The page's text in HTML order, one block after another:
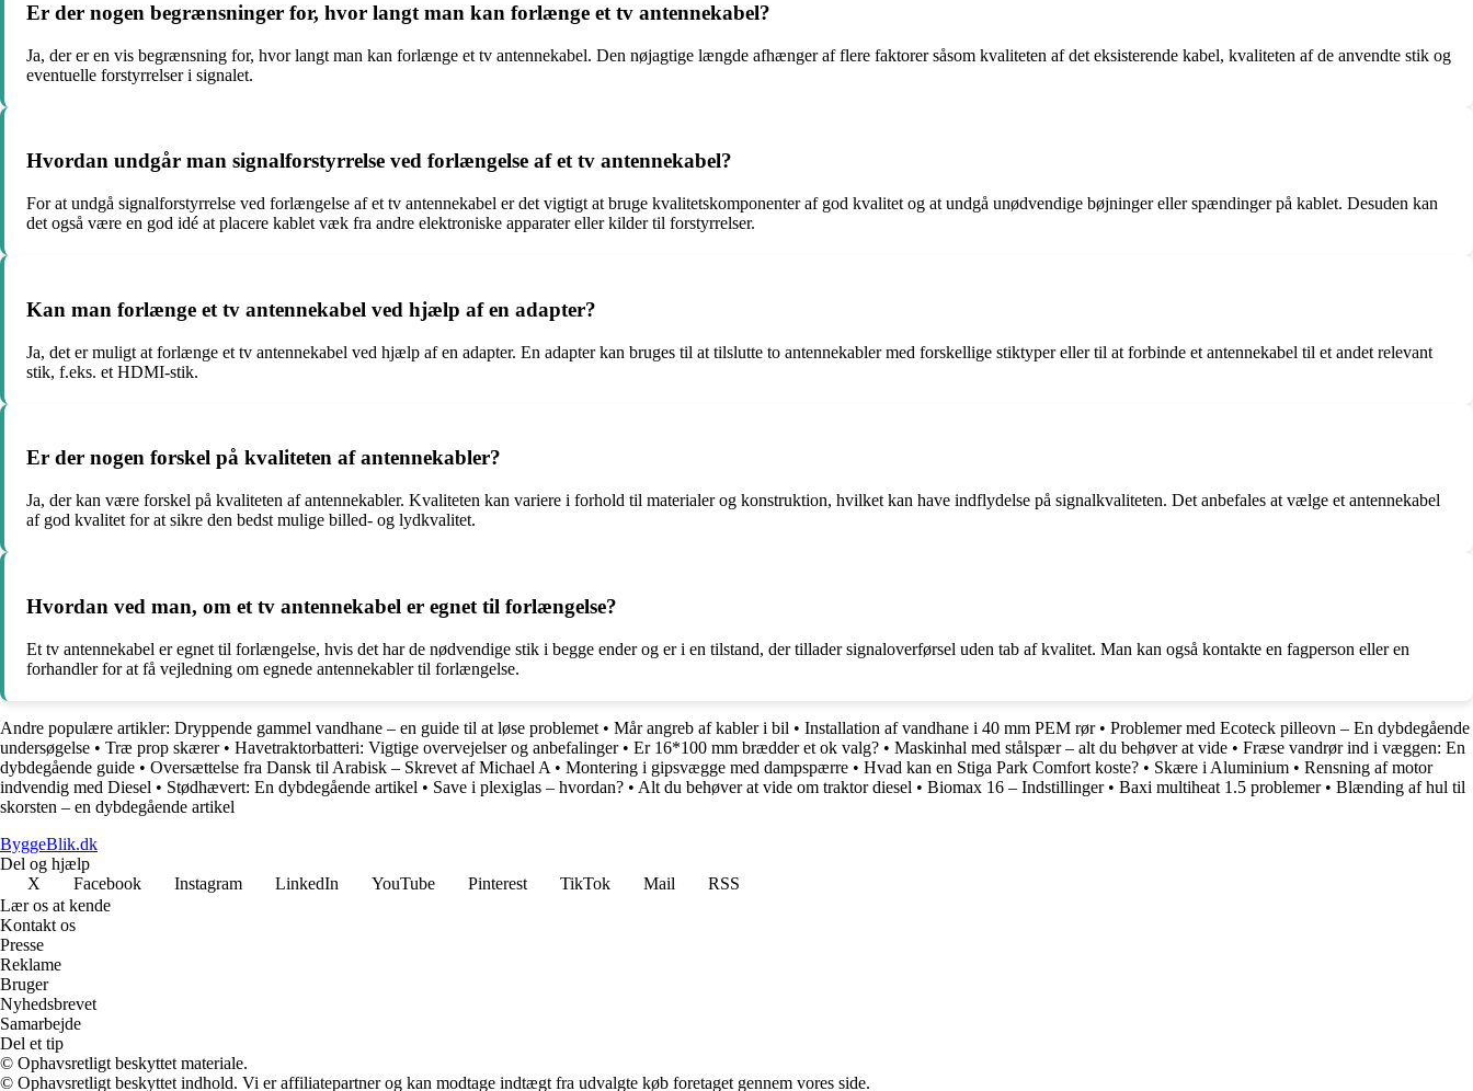
Er der nogen begrænsninger for, hvor langt man kan forlænge et tv antennekabel?
Ja, der er en vis begrænsning for, hvor langt man kan forlænge et tv antennekabel. Den nøjagtige længde afhænger af flere faktorer såsom kvaliteten af det eksisterende kabel, kvaliteten af de anvendte stik og
eventuelle forstyrrelser i signalet.
Hvordan undgår man signalforstyrrelse ved forlængelse af et tv antennekabel?
For at undgå signalforstyrrelse ved forlængelse af et tv antennekabel er det vigtigt at bruge kvalitetskomponenter af god kvalitet og at undgå unødvendige bøjninger eller spændinger på kablet. Desuden kan
det også være en god idé at placere kablet væk fra andre elektroniske apparater eller kilder til forstyrrelser.
Kan man forlænge et tv antennekabel ved hjælp af en adapter?
Ja, det er muligt at forlænge et tv antennekabel ved hjælp af en adapter. En adapter kan bruges til at tilslutte to antennekabler med forskellige stiktyper eller til at forbinde et antennekabel til et andet relevant
stik, f.eks. et HDMI-stik.
Er der nogen forskel på kvaliteten af antennekabler?
Ja, der kan være forskel på kvaliteten af antennekabler. Kvaliteten kan variere i forhold til materialer og konstruktion, hvilket kan have indflydelse på signalkvaliteten. Det anbefales at vælge et antennekabel
af god kvalitet for at sikre den bedst mulige billed- og lydkvalitet.
Hvordan ved man, om et tv antennekabel er egnet til forlængelse?
Et tv antennekabel er egnet til forlængelse, hvis det har de nødvendige stik i begge ender og er i en tilstand, der tillader signaloverførsel uden tab af kvalitet. Man kan også kontakte en fagperson eller en
forhandler for at få vejledning om egnede antennekabler til forlængelse.
Andre populære artikler: Dryppende gammel vandhane – en guide til at løse problemet • Mår angreb af kabler i bil • Installation af vandhane i 40 mm PEM rør• Problemer med Ecoteck pilleovn – En dybdegående
undersøgelse • Træ prop skærer• Havetraktorbatteri: Vigtige overvejelser og anbefalinger• Er 16*100 mm brædder et ok valg? • Maskinhal med stålspær – alt du behøver at vide • Fræse vandrør ind i væggen: En
dybdegående guide • Oversættelse fra Dansk til Arabisk – Skrevet af Michael A • Montering i gipsvægge med dampspærre • Hvad kan en Stiga Park Comfort koste? • Skære i Aluminium • Rensning af motor
indvendig med Diesel • Stødhævert: En dybdegående artikel • Save i plexiglas – hvordan? • Alt du behøver at vide om traktor diesel • Biomax 16 – Indstillinger• Baxi multiheat 1.5 problemer• Blænding af hul til
skorsten – en dybdegående artikel
ByggeBlik.dk
Del og hjælp
X
Facebook Instagram LinkedIn YouTube Pinterest TikTok Mail
RSS
Lær os at kende
Kontakt os
Presse
Reklame
Bruger
Nyhedsbrevet
Samarbejde
Del et tip
© Ophavsretligt beskyttet materiale.
© Ophavsretligt beskyttet indhold. Vi er affiliatepartner og kan modtage indtægt fra udvalgte køb foretaget gennem vores side.